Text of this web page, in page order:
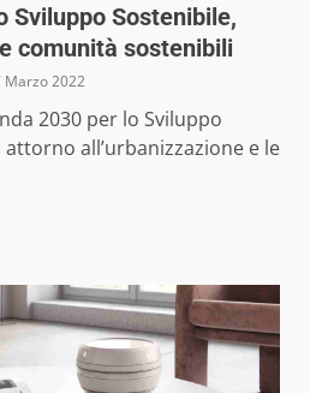
Sviluppo Sostenibile,
comunità sostenibili
Marzo 2022
2030 per lo Sviluppo
all’urbanizzazione e le